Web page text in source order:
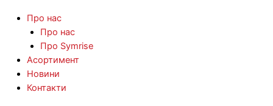
Про нас
Про нас
Про Symrise
Асортимент
Новини
Контакти